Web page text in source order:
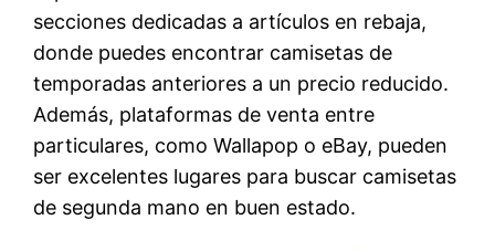
secciones dedicadas a artículos en rebaja,
donde puedes encontrar camisetas de
temporadas anteriores a un precio reducido.
Además, plataformas de venta entre
particulares, como Wallapop o eBay, pueden
ser excelentes lugares para buscar camisetas
de segunda mano en buen estado.